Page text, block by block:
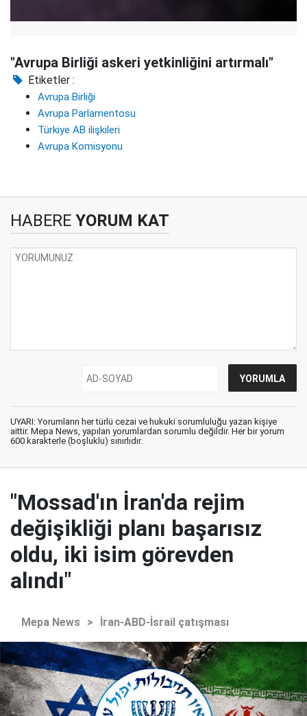
"Avrupa Birliği askeri yetkinliğini artırmalı"
Etiketler :
Avrupa Birliği
Avrupa Parlamentosu
Türkiye AB ilişkileri
Avrupa Komisyonu
HABERE YORUM KAT
UYARI: Yorumların her türlü cezai ve hukuki sorumluluğu yazan kişiye
aittir. Mepa News, yapılan yorumlardan sorumlu değildir. Her bir yorum
600 karakterle (boşluklu) sınırlıdır.
"Mossad'ın İran'da rejim
değişikliği planı başarısız
oldu, iki isim görevden
alındı"
Mepa News > İran-ABD-İsrail çatışması